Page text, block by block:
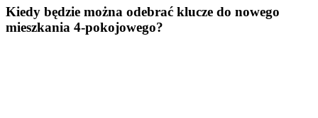
Kiedy będzie można odebrać klucze do nowego
mieszkania 4-pokojowego?